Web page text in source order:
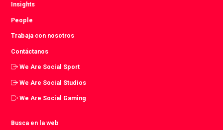
Insights
People
Trabaja con nosotros
Contáctanos
We Are Social Sport
We Are Social Studios
We Are Social Gaming
Busca en la web